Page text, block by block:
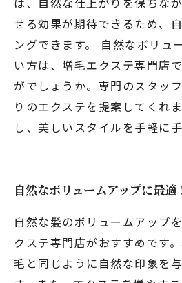
せる効果が期待できるため、
ングできます。 自然なボリュ
い方は、増毛エクステ専門店
がでしょうか。専門のスタッ
りのエクステを提案してくれ
し、美しいスタイルを手軽に
自然なボリュームアップに最適
自然な髪のボリュームアップ
クステ専門店がおすすめです
毛と同じように自然な印象を